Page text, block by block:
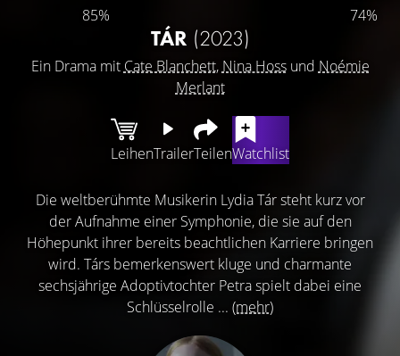
85% 74%
TÁR (2023)
Ein Drama mit Cate Blanchett, Nina Hossund Noémie
Merlant
LeihenTrailerTeilenWatchlist
Die weltberühmte Musikerin Lydia Tár steht kurz vor
der Aufnahme einer Symphonie, die sie auf den
Höhepunkt ihrer bereits beachtlichen Karriere bringen
wird. Társ bemerkenswert kluge und charmante
sechsjährige Adoptivtochter Petra spielt dabei eine
Schlüsselrolle ... (mehr)